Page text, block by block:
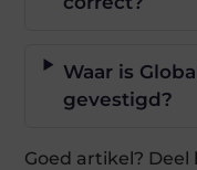
Waar is
gevestigd?
Goed artikel? Deel